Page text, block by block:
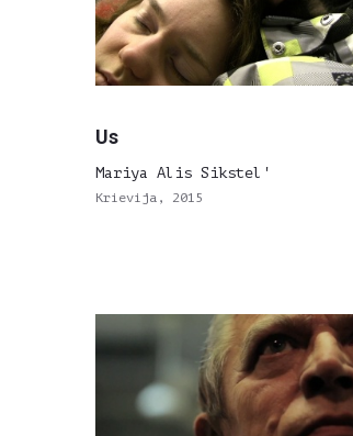
Us
Mariya Alis Sikstel'
Krievija, 2015